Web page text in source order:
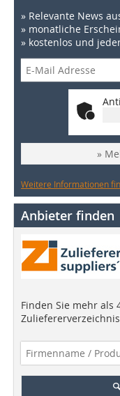
» Relevante News
» monatliche
» kostenlos und
»
Weitere Informationen
Anbieter finden
Finden Sie mehr als